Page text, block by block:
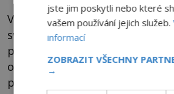
V meditacích při zatmění
svou pravou tvář a je také
přijmout takovou, jaká je,“
očistné magické rituály je
před zatměním nebo
jste jim poskytli nebo které
vašem používání jejich služeb.
informací
ZOBRAZIT VŠECHNY
→